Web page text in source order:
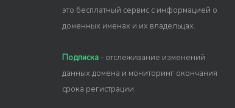
это бесплатный сервис с информацией о
доменных именах и их владельцах.
Подписка - отслеживание изменений
данных домена и мониторинг окончания
срока регистрации.